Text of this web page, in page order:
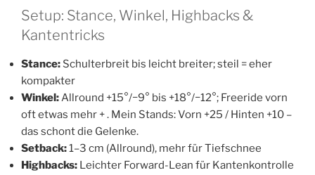
Setup: Stance, Winkel, Highbacks &
Kantentricks
Stance: Schulterbreit bis leicht breiter; steil = eher
kompakter
Winkel:Allround +15°/−9° bis +18°/−12°; Freeride vorn
oft etwas mehr + . Mein Stands: Vorn +25 / Hinten +10 –
das schont die Gelenke.
Setback:1–3 cm (Allround), mehr für Tiefschnee
Highbacks: Leichter Forward-Lean für Kantenkontrolle